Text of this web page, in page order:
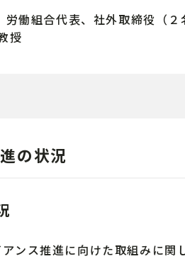
労働組合代表、社外取締役（２
授
の状況
ンス推進に向けた取組みに関